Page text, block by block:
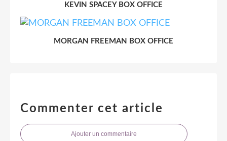
KEVIN SPACEY BOX OFFICE
MORGAN FREEMAN BOX OFFICE
Commenter cet article
Ajouter un commentaire